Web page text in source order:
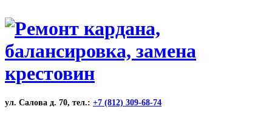
ул. Салова д. 70, тел.: +7 (812) 309-68-74